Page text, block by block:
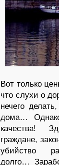
Вот только
что слухи о
нечего
дома…
качества!
граждане,
убийство
долго…